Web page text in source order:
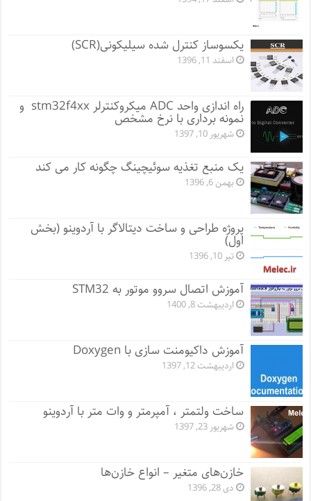
یکسوساز کنترل شده سیلیکونی(SCR)
اسفند 11, 1396
راه اندازی واحد ADC میکروکنترلر stm32f4xx و
نمونه برداری با نرخ مشخص
شهریور 10, 1397
یک منبع تغذیه سوئیچینگ چگونه کار می کند
بهمن 6, 1396
پروژه طراحی و ساخت دیتالاگر با آردوینو (بخش
اول)
تیر 10, 1396
آموزش اتصال سروو موتور به STM32
اردیبهشت 8, 1400
آموزش داکیومنت سازی با Doxygen
اردیبهشت 12, 1397
ساخت ولتمتر ، آمپرمتر و وات متر با آردوینو
شهریور 23, 1397
خازن‌های متغیر – انواع خازن‌ها
دی 28, 1396